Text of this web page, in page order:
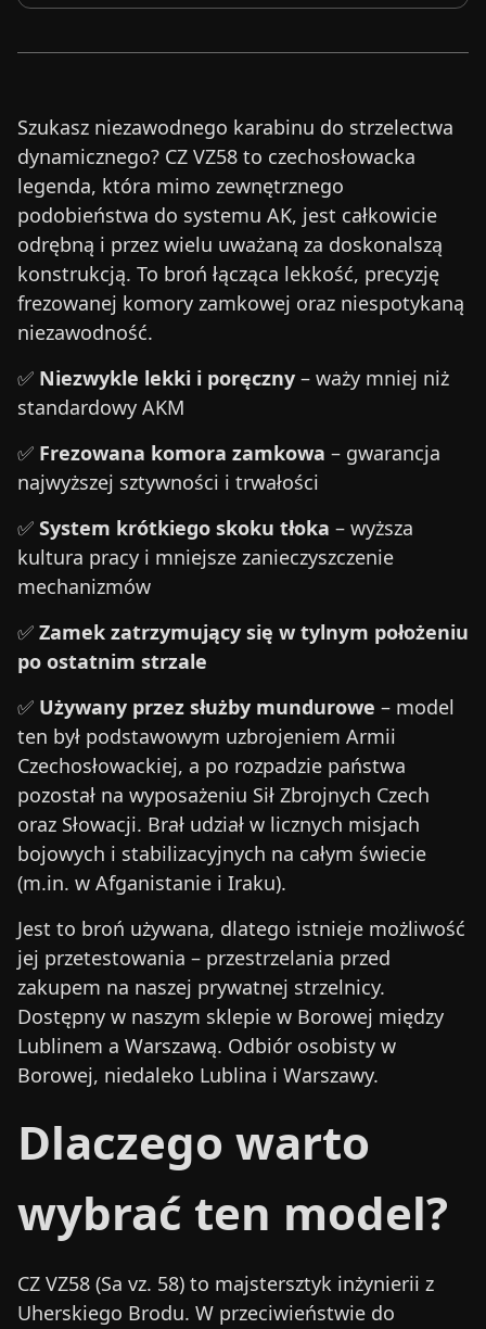
Szukasz niezawodnego karabinu do strzelectwa
dynamicznego? CZ VZ58 to czechosłowacka
legenda, która mimo zewnętrznego
podobieństwa do systemu AK, jest całkowicie
odrębną i przez wielu uważaną za doskonalszą
konstrukcją. To broń łącząca lekkość, precyzję
frezowanej komory zamkowej oraz niespotykaną
niezawodność.
✅ Niezwykle lekki i poręczny – waży mniej niż
standardowy AKM
✅ Frezowana komora zamkowa – gwarancja
najwyższej sztywności i trwałości
✅ System krótkiego skoku tłoka – wyższa
kultura pracy i mniejsze zanieczyszczenie
mechanizmów
✅ Zamek zatrzymujący się w tylnym położeniu
po ostatnim strzale
✅ Używany przez służby mundurowe – model
ten był podstawowym uzbrojeniem Armii
Czechosłowackiej, a po rozpadzie państwa
pozostał na wyposażeniu Sił Zbrojnych Czech
oraz Słowacji. Brał udział w licznych misjach
bojowych i stabilizacyjnych na całym świecie
(m.in. w Afganistanie i Iraku).
Jest to broń używana, dlatego istnieje możliwość
jej przetestowania – przestrzelania przed
zakupem na naszej prywatnej strzelnicy.
Dostępny w naszym sklepie w Borowej między
Lublinem a Warszawą. Odbiór osobisty w
Borowej, niedaleko Lublina i Warszawy.
Dlaczego warto
wybrać ten model?
CZ VZ58 (Sa vz. 58) to majstersztyk inżynierii z
Uherskiego Brodu. W przeciwieństwie do